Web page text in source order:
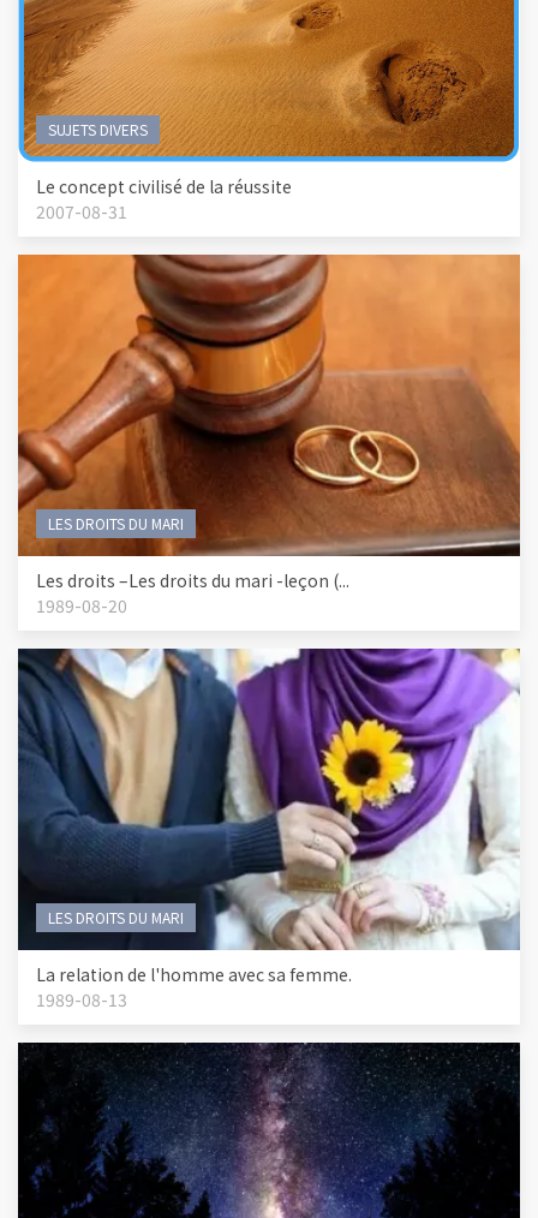
SUJETS DIVERS
Le concept civilisé de la réussite
2007-08-31
LES DROITS DU MARI
Les droits –Les droits du mari -leçon (...
1989-08-20
LES DROITS DU MARI
La relation de l'homme avec sa femme.
1989-08-13